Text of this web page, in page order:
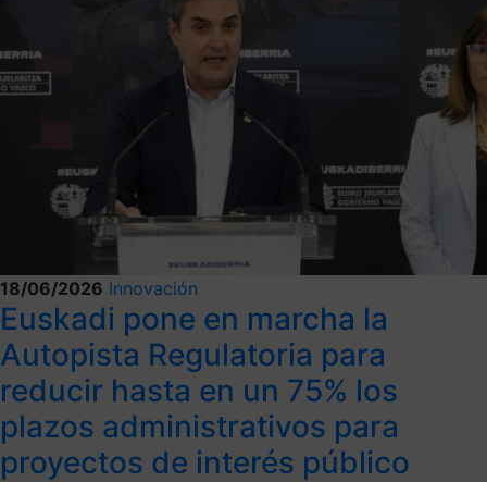
18/06/2026 Innovación
Euskadi pone en marcha la
Autopista Regulatoria para
reducir hasta en un 75% los
plazos administrativos para
proyectos de interés público